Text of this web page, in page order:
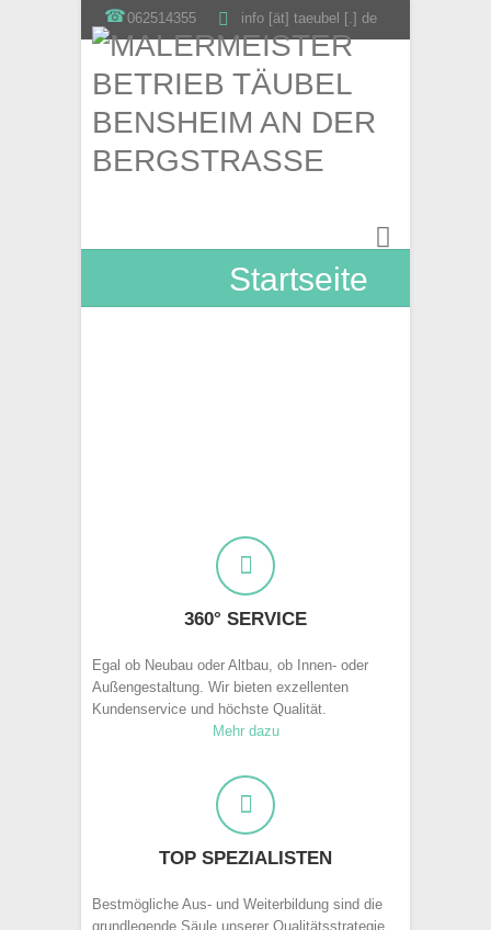
062514355 info [ät] taeubel [.] de
Startseite
360° SERVICE
Egal ob Neubau oder Altbau, ob Innen- oder
Außengestaltung. Wir bieten exzellenten
Kundenservice und höchste Qualität.
Mehr dazu
TOP SPEZIALISTEN
Bestmögliche Aus- und Weiterbildung sind die
grundlegende Säule unserer Qualitätsstrategie